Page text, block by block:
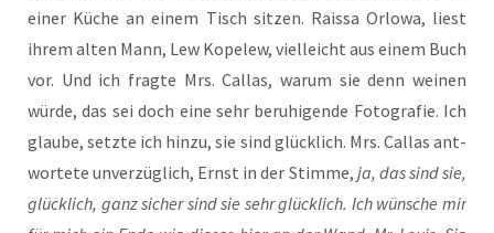
einer Küche an einem Tisch sit­zen. Rais­sa Orlo­wa, liest
ihrem alten Mann, Lew Kope­lew, viel­leicht aus einem Buch
vor. Und ich frag­te Mrs. Cal­las, war­um sie denn wei­nen
wür­de, das sei doch eine sehr beru­hi­gen­de Foto­gra­fie. Ich
glau­be, setz­te ich hin­zu, sie sind glück­lich. Mrs. Cal­las ant­
wor­te­te unver­züg­lich, Ernst in der Stim­me, ja, das sind sie,
glück­lich, ganz sicher sind sie sehr glück­lich. Ich wün­sche mir